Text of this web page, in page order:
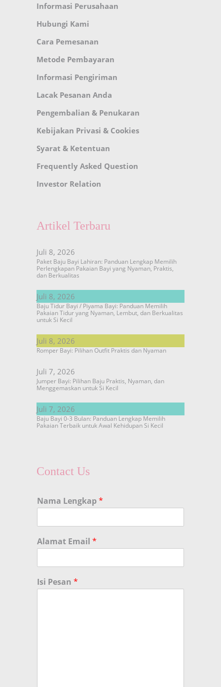
Informasi Perusahaan
Hubungi Kami
Cara Pemesanan
Metode Pembayaran
Informasi Pengiriman
Lacak Pesanan Anda
Pengembalian & Penukaran
Kebijakan Privasi & Cookies
Syarat & Ketentuan
Frequently Asked Question
Investor Relation
Artikel Terbaru
Juli 8, 2026
Paket Baju Bayi Lahiran: Panduan Lengkap Memilih
Perlengkapan Pakaian Bayi yang Nyaman, Praktis,
dan Berkualitas
Juli 8, 2026
Baju Tidur Bayi / Piyama Bayi: Panduan Memilih
Pakaian Tidur yang Nyaman, Lembut, dan Berkualitas
untuk Si Kecil
Juli 8, 2026
Romper Bayi: Pilihan Outfit Praktis dan Nyaman
Juli 7, 2026
Jumper Bayi: Pilihan Baju Praktis, Nyaman, dan
Menggemaskan untuk Si Kecil
Juli 7, 2026
Baju Bayi 0-3 Bulan: Panduan Lengkap Memilih
Pakaian Terbaik untuk Awal Kehidupan Si Kecil
Contact Us
Nama Lengkap*
Alamat Email *
Isi Pesan *